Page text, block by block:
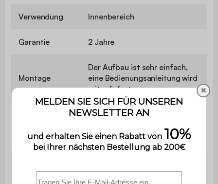
Verwendung Innenbereich
Garantie 2 Jahre
Montage
Der Aufbau ist sehr einfach,
eine Bedienungsanleitung wird
mitgeliefert.
Füßen / Beinen
Platte
✖